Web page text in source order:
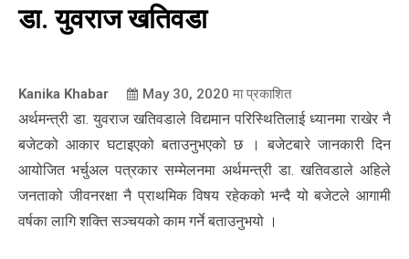
डा. युवराज खतिवडा
Kanika Khabar May 30, 2020 मा प्रकाशित
अर्थमन्त्री डा. युवराज खतिवडाले विद्यमान परिस्थितिलाई ध्यानमा राखेर नै
बजेटको आकार घटाइएको बताउनुभएको छ । बजेटबारे जानकारी दिन
आयोजित भर्चुअल पत्रकार सम्मेलनमा अर्थमन्त्री डा. खतिवडाले अहिले
जनताको जीवनरक्षा नै प्राथमिक विषय रहेकको भन्दै यो बजेटले आगामी
वर्षका लागि शक्ति सञ्चयको काम गर्ने बताउनुभयो ।